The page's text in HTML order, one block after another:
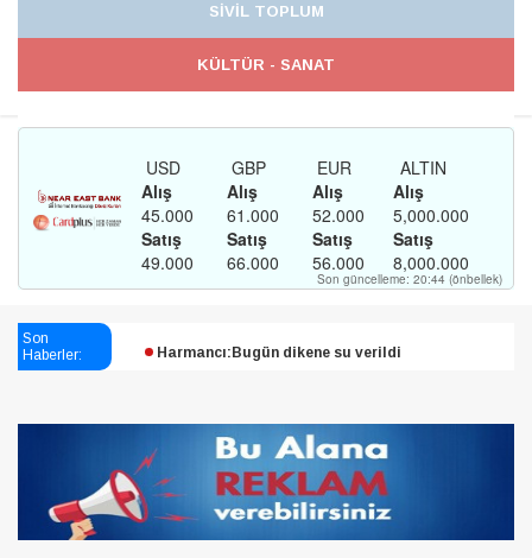
SİVİL TOPLUM
KÜLTÜR - SANAT
Son
Haberler:
Esendağlı:Adıyaman’daki süreç sona erdi, hukuk
Harmancı:Bugün dikene su verildi
Derneği:Vicdanlarınız tutsak, kalemleriniz esir